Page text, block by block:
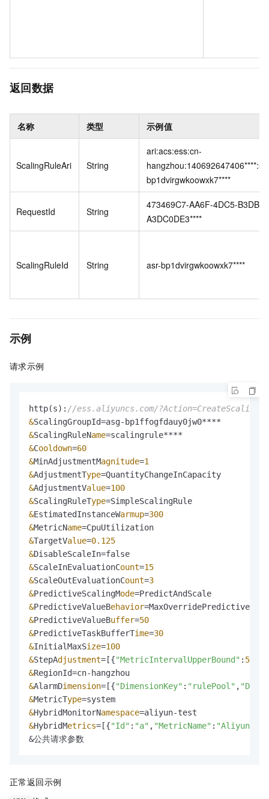
返回数据
名称 类型 示例值
ScalingRuleAri String
ari:acs:ess:cn-
bp1dvirgwkoowxk7****
RequestId String
473469C7-AA6F-4DC5-B3DB-
A3DC0DE3****
ScalingRuleId String asr-bp1dvirgwkoowxk7****
示例
请求示例
http(s): //ess.aliyuncs.com/
&
&ScalingRuleName=
&Cooldown=60
&MinAdjustmentMagnitude=1
&AdjustmentType=
&AdjustmentValue=100
&ScalingRuleType=
&EstimatedInstanceWarmup=300
&MetricName=
&TargetValue=0.125
&
&ScaleInEvaluationCount=15
&ScaleOutEvaluationCount=3
&PredictiveScalingMode=
&PredictiveValueBehavior=
&PredictiveValueBuffer=50
&PredictiveTaskBufferTime=30
&InitialMaxSize=100
&StepAdjustment= [{"MetricIntervalUpperBound" : 5.0
&
&AlarmDimension= [{"DimensionKey" : "rulePool" ,
&MetricType=
&HybridMonitorNamespace=
&HybridMetrics= [{"Id" : "a" , "MetricName" :
&公共请求参数
正常返回示例